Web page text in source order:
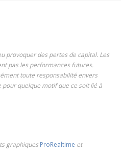
provoquer des pertes de capital. Les
pas les performances futures.
toute responsabilité envers
quelque motif que ce soit lié à
graphiques ProRealtime et